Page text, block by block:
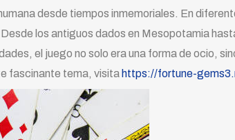
desde tiempos inmemoriales. En
los antiguos dados en Mesopotamia
el juego no solo era una forma de ocio,
fascinante tema, visita https://fortune-